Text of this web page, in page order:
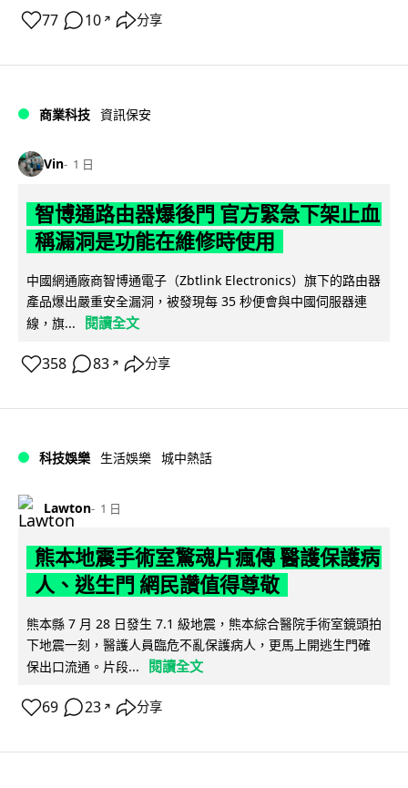
77 10 ↗ 分享
商業科技 資訊保安
Vin 1 日
智博通路由器爆後門 官方緊急下架止血
稱漏洞是功能在維修時使用
中國網通廠商智博通電子（Zbtlink Electronics）旗下的路由器
產品爆出嚴重安全漏洞，被發現每 35 秒便會與中國伺服器連
線，旗...
閱讀全文
358 83 ↗ 分享
科技娛樂 生活娛樂 城中熱話
Lawton 1 日
熊本地震手術室驚魂片瘋傳 醫護保護病
人、逃生門 網民讚值得尊敬
熊本縣 7 月 28 日發生 7.1 級地震，熊本綜合醫院手術室鏡頭拍
下地震一刻，醫護人員臨危不亂保護病人，更馬上開逃生門確
保出口流通。片段...
閱讀全文
69 23 ↗ 分享